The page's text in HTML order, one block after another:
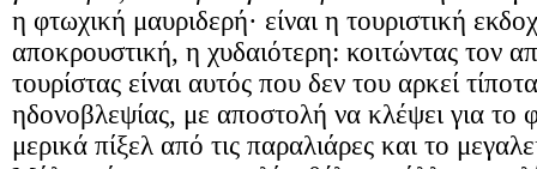
η φτωχική μαυριδερή· είναι η τουριστική
αποκρουστική, η χυδαιότερη: κοιτώντας τον
τουρίστας είναι αυτός που δεν του αρκεί
ηδονοβλεψίας, με αποστολή να κλέψει για το
μερικά πίξελ από τις παραλιάρες και το